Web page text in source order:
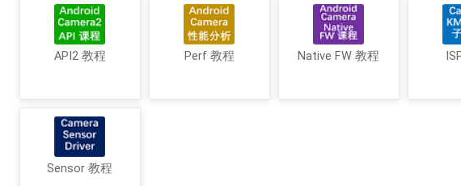
API2 教程 Perf 教程 Native FW 教程
Sensor 教程